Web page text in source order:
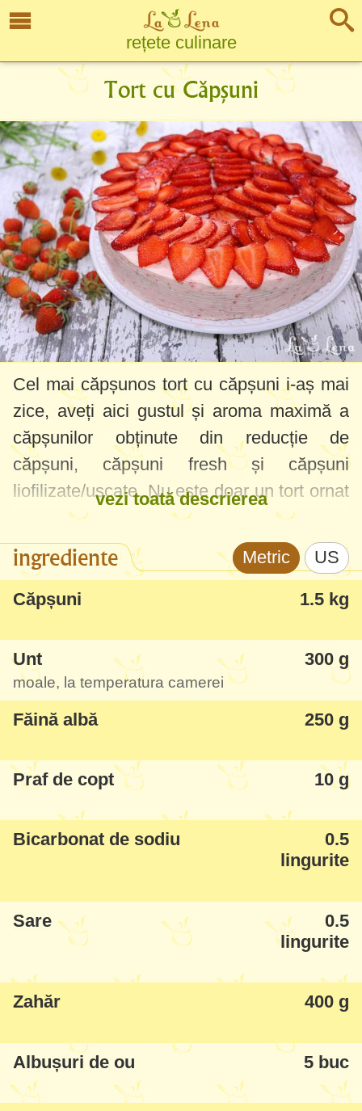
rețete culinare
Tort cu Căpșuni
Cel mai căpșunos tort cu căpșuni i-aș mai
zice, aveți aici gustul și aroma maximă a
căpșunilor obținute din reducție de
căpșuni, căpșuni fresh și căpșuni
liofilizate/uscate. Nu este doar un tort ornat
frumos cu căpșuni și câteva bucățele prin
cremă, aveți o simfonie maximă pe care
garantez că o veți îndrăgi de la prima
bucățică.
M-am pornit să-l fac la sugestia prietenei
mele Florentina, zicea că a devenit tortul
familiei de ceva timp și m-a intrigat. Pot să
vă spun că a fost senzație și la noi, deci
pentru voi, recomand să-l încercați
Aveți și o secțiune la ultimul pas, dar din
păcate nu-i puteți simți gustul și aroma în
poze!
vezi toată descrierea
ingrediente Metric US
Căpșuni 1.5 kg
Unt 300 g
moale, la temperatura camerei
Făină albă 250 g
Praf de copt 10 g
Bicarbonat de sodiu
0.5
lingurite
Sare
0.5
lingurite
Zahăr 400 g
Albușuri de ou 5 buc